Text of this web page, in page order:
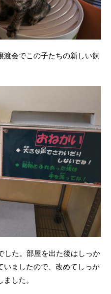
渡会でこの子たちの新しい飼
した。部屋を出た後はしっか
いましたので、改めてしっか
した。